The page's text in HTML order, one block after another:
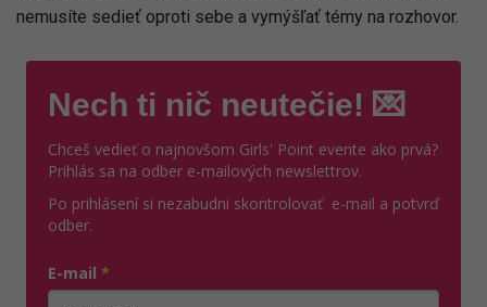
nemusíte sedieť oproti sebe a vymýšľať témy na rozhovor.
Nech ti nič neutečie! 💌
Chceš vedieť o najnovšom Girls' Point evente ako prvá?
Prihlás sa na odber e-mailových newslettrov.
Po prihlásení si nezabudni skontrolovať e-mail a potvrď
odber.
E-mail *